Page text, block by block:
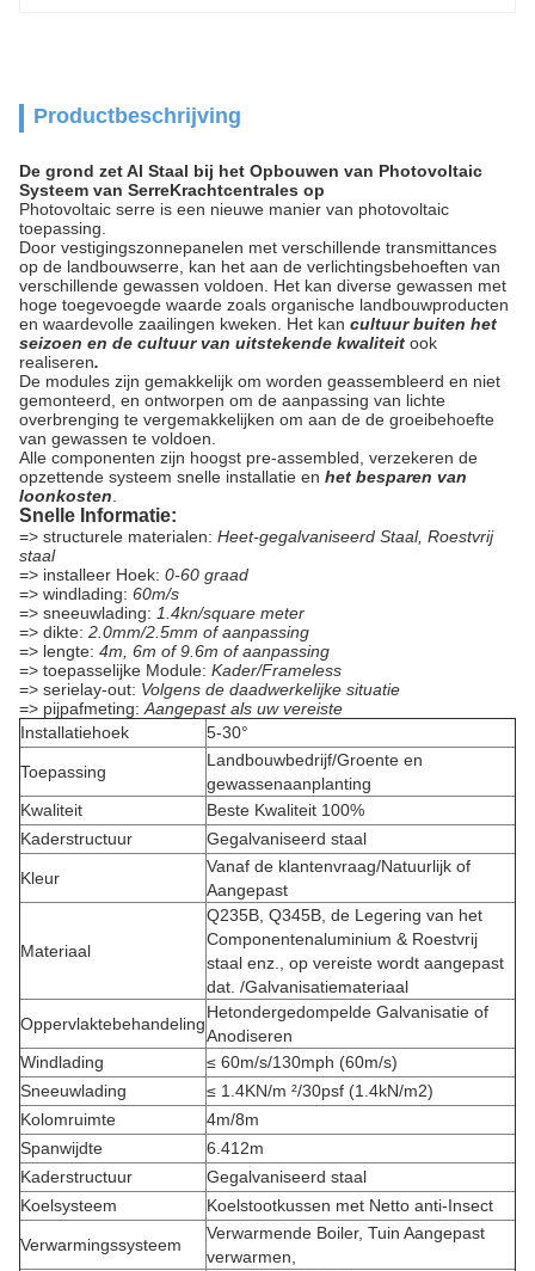
Productbeschrijving
De grond zet Al Staal bij het Opbouwen van Photovoltaic
Systeem van SerreKrachtcentrales op
Photovoltaic serre is een nieuwe manier van photovoltaic
toepassing.
Door vestigingszonnepanelen met verschillende transmittances
op de landbouwserre, kan het aan de verlichtingsbehoeften van
verschillende gewassen voldoen. Het kan diverse gewassen met
hoge toegevoegde waarde zoals organische landbouwproducten
en waardevolle zaailingen kweken. Het kan cultuur buiten het
seizoen en de cultuur van uitstekende kwaliteit ook
realiseren.
De modules zijn gemakkelijk om worden geassembleerd en niet
gemonteerd, en ontworpen om de aanpassing van lichte
overbrenging te vergemakkelijken om aan de de groeibehoefte
van gewassen te voldoen.
Alle componenten zijn hoogst pre-assembled, verzekeren de
opzettende systeem snelle installatie en het besparen van
loonkosten
Snelle Informatie:
=> structurele materialen: Heet-gegalvaniseerd Staal, Roestvrij
staal
=> installeer Hoek: 0-60 graad
=> windlading: 60m/s
=> sneeuwlading: 1.4kn/square meter
=> dikte: 2.0mm/2.5mm of aanpassing
=> lengte: 4m, 6m of 9.6m of aanpassing
=> toepasselijke Module: Kader/Frameless
=> serielay-out: Volgens de daadwerkelijke situatie
=> pijpafmeting: Aangepast als uw vereiste
Installatiehoek
5-30°
Toepassing
Landbouwbedrijf/Groente en
gewassenaanplanting
Kwaliteit
Beste Kwaliteit 100%
Kaderstructuur
Gegalvaniseerd staal
Kleur
Vanaf de klantenvraag/Natuurlijk of
Aangepast
Materiaal
Q235B, Q345B, de Legering van het
Componentenaluminium & Roestvrij
staal enz., op vereiste wordt aangepast
dat. /Galvanisatiemateriaal
Oppervlaktebehandeling
Hetondergedompelde Galvanisatie of
Anodiseren
Windlading
≤ 60m/s/130mph (60m/s)
Sneeuwlading
≤ 1.4KN/m ²/30psf (1.4kN/m2)
Kolomruimte
4m/8m
Spanwijdte
6.412m
Kaderstructuur
Gegalvaniseerd staal
Koelsysteem
Koelstootkussen met Netto anti-Insect
Verwarmingssysteem
Verwarmende Boiler, Tuin Aangepast
verwarmen,